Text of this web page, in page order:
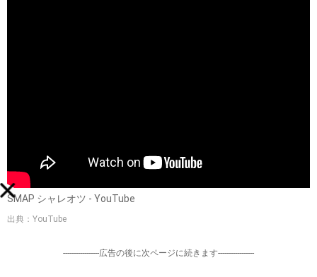
SMAP シャレオツ - YouTube
出典：YouTube
-----------------広告の後に次ページに続きます-----------------